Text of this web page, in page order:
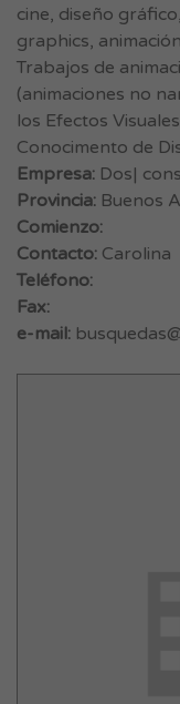
cine, diseño
graphics,
Trabajos de
(animaciones no
los Efectos
Conocimento de
Empresa: Dos|
Provincia: Buenos
Comienzo:
Contacto: Carolina
Teléfono:
Fax:
e-mail: